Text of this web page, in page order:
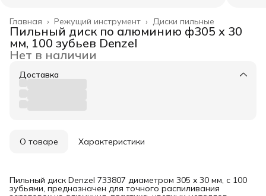
Диски пильные
Режущий инструмент ›
Главная ›
Пильный диск по алюминию ф305 х 30
мм, 100 зубьев Denzel
Нет в наличии
Доставка
О товаре Характеристики
Пильный диск Denzel 733807 диаметром 305 x 30 мм, с 100
зубьями, предназначен для точного распиливания